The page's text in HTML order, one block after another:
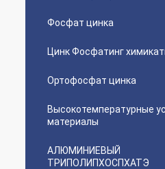
Фосфат цинка
Цинк Фосфатинг
Ортофосфат цинка
Высокотемпературные
материалы
АЛЮМИНИЕВЫЙ
ТРИПОЛИПХОСПХАТЭ